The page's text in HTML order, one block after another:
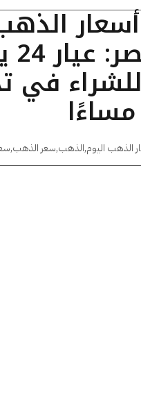
7955 للشراء
الذهب اليوم,الذهب,سعر الذهب,